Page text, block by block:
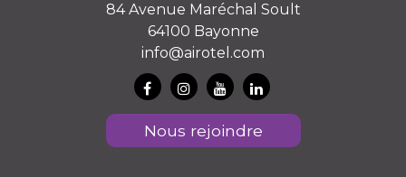
84 Avenue Maréchal Soult
64100 Bayonne
info@airotel.com
Nous rejoindre